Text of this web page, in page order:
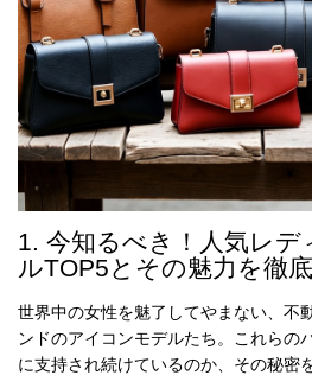
BLOG
ブランド バッ
グ
バッグ種類
最
1. 今知るべき！人気レ
ルTOP5とその魅力を徹
世界中の女性を魅了してやまない、不
ンドのアイコンモデルたち。これらの
に支持され続けているのか、その秘密